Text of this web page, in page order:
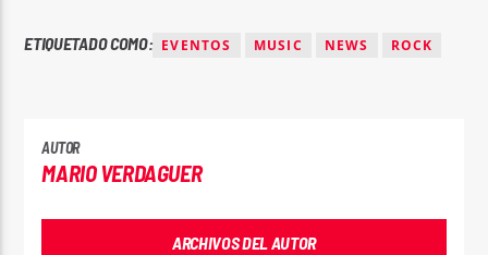
ETIQUETADO COMO: EVENTOS MUSIC NEWS ROCK
AUTOR
MARIO VERDAGUER
ARCHIVOS DEL AUTOR